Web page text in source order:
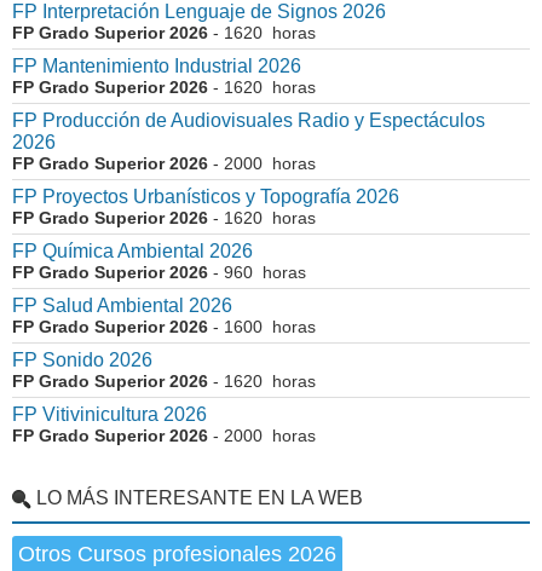
FP Interpretación Lenguaje de Signos 2026
FP Grado Superior 2026 - 1620 horas
FP Mantenimiento Industrial 2026
FP Grado Superior 2026 - 1620 horas
FP Producción de Audiovisuales Radio y Espectáculos
2026
FP Grado Superior 2026 - 2000 horas
FP Proyectos Urbanísticos y Topografía 2026
FP Grado Superior 2026 - 1620 horas
FP Química Ambiental 2026
FP Grado Superior 2026 - 960 horas
FP Salud Ambiental 2026
FP Grado Superior 2026 - 1600 horas
FP Sonido 2026
FP Grado Superior 2026 - 1620 horas
FP Vitivinicultura 2026
FP Grado Superior 2026 - 2000 horas
LO MÁS INTERESANTE EN LA WEB
Otros Cursos profesionales 2026